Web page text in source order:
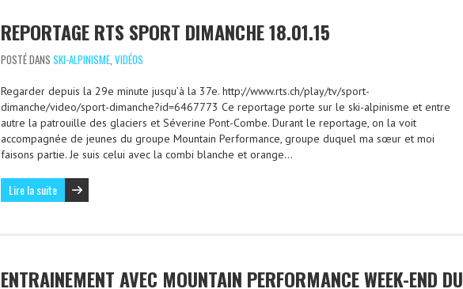
REPORTAGE RTS SPORT DIMANCHE 18.01.15
POSTÉ DANS SKI-ALPINISME, VIDÉOS
Regarder depuis la 29e minute jusqu’à la 37e. http://www.rts.ch/play/tv/sport-
dimanche/video/sport-dimanche?id=6467773 Ce reportage porte sur le ski-alpinisme et entre
autre la patrouille des glaciers et Séverine Pont-Combe. Durant le reportage, on la voit
accompagnée de jeunes du groupe Mountain Performance, groupe duquel ma sœur et moi
faisons partie. Je suis celui avec la combi blanche et orange…
Lire la suite
ENTRAINEMENT AVEC MOUNTAIN PERFORMANCE WEEK-END DU